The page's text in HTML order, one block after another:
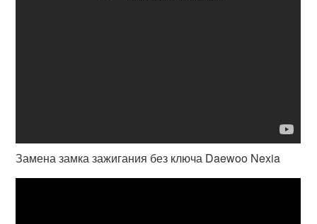
Замена замка зажигания без ключа Daewoo Nexia